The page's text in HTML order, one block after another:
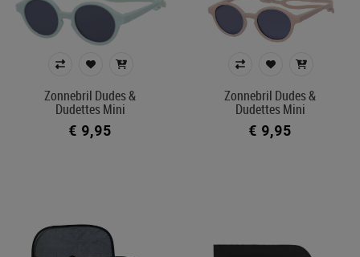
Zonnebril Dudes &
Dudettes Mini
€ 9,95
Zonnebril Dudes &
Dudettes Mini
€ 9,95